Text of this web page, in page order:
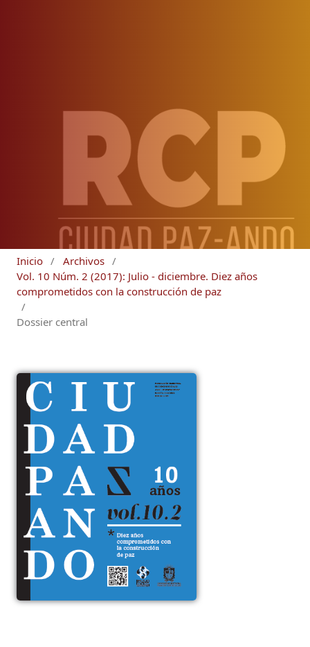
Inicio / Archivos /
Vol. 10 Núm. 2 (2017): Julio - diciembre. Diez años
comprometidos con la construcción de paz
/
Dossier central